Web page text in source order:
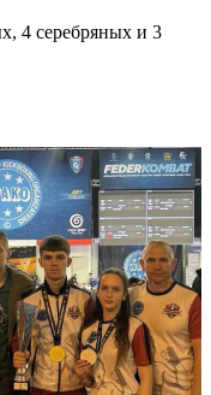
4 серебряных и 3